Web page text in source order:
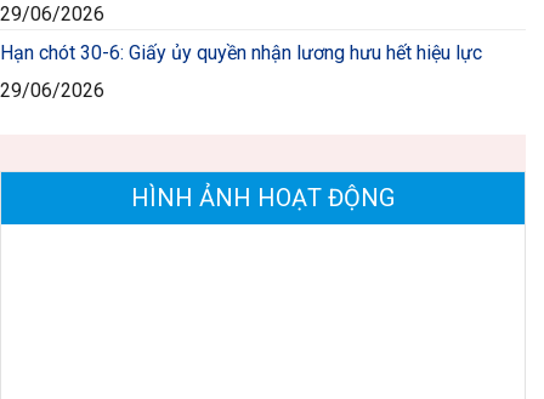
29/06/2026
Hạn chót 30-6: Giấy ủy quyền nhận lương hưu hết hiệu lực
29/06/2026
HÌNH ẢNH HOẠT ĐỘNG